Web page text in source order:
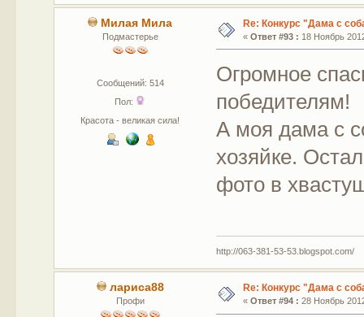
Милая Мила
Подмастерье
Сообщений: 514
Пол:
Красота - великая сила!
Re: Конкурс "Дама с
« Ответ #93 : 18 Ноябрь
Огромное
победителям!
А моя дама с
хозяйке.
фото в
http://063-381-53-53.blogspot.com/
лариса88
Профи
Re: Конкурс "Дама с
« Ответ #94 : 28 Ноябрь